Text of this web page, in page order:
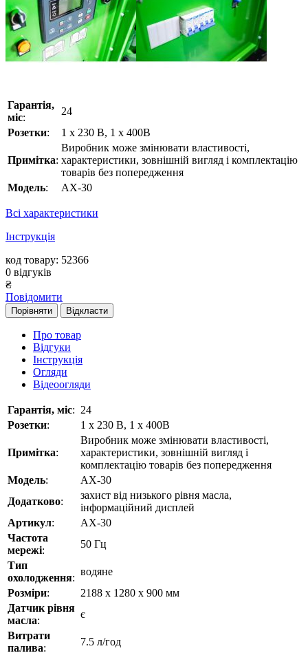
Гарантія,
міс:
24
Розетки: 1 x 230 В, 1 х 400В
Примітка:
Виробник може змінювати властивості,
характеристики, зовнішній вигляд і комплектацію
товарів без попередження
Модель: AX-30
Всі характеристики
Інструкція
код товару: 52366
0 відгуків
₴
Повідомити
Порівняти Відкласти
Про товар
Відгуки
Інструкція
Огляди
Відеоогляди
Гарантія, міс: 24
Розетки: 1 x 230 В, 1 х 400В
Примітка:
Виробник може змінювати властивості,
характеристики, зовнішній вигляд і
комплектацію товарів без попередження
Модель:
AX-30
Додатково:
захист від низького рівня масла,
інформаційний дисплей
Артикул:
AX-30
Частота
мережі:
50 Гц
Тип
охолодження:
водяне
Розміри:
2188 х 1280 х 900 мм
Датчик рівня
масла:
є
Витрати
палива:
7.5 л/год